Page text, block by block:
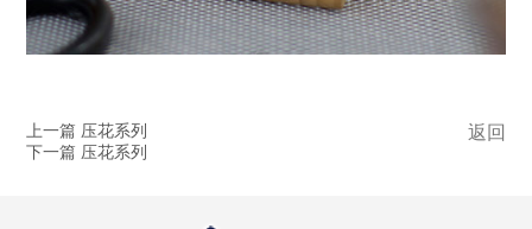
返回
上一篇 压花系列
下一篇 压花系列